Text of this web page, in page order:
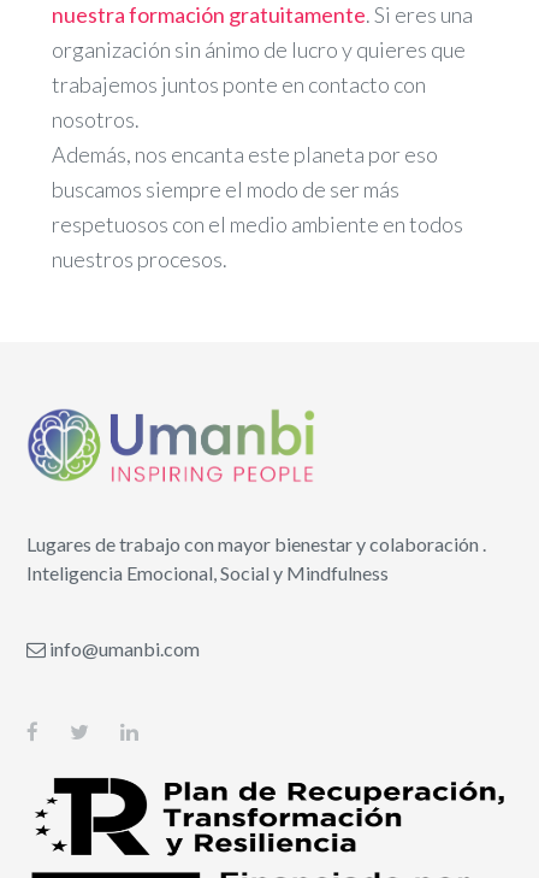
nuestra formación gratuitamente. Si eres una
organización sin ánimo de lucro y quieres que
trabajemos juntos ponte en contacto con
nosotros.
Además, nos encanta este planeta por eso
buscamos siempre el modo de ser más
respetuosos con el medio ambiente en todos
nuestros procesos.
Lugares de trabajo con mayor bienestar y colaboración .
Inteligencia Emocional, Social y Mindfulness
info@umanbi.com